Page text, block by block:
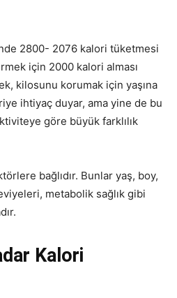
2800- 2076 kalori tüketmesi
için 2000 kalori alması
kilosunu korumak için yaşına
ihtiyaç duyar, ama yine de bu
göre büyük farklılık
bağlıdır. Bunlar yaş, boy,
metabolik sağlık gibi
Kalori